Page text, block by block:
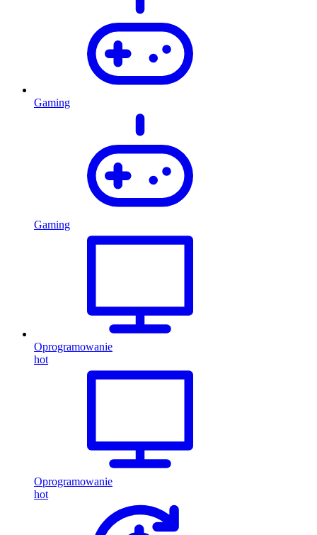
Gaming
Gaming
Oprogramowanie
hot
Oprogramowanie
hot